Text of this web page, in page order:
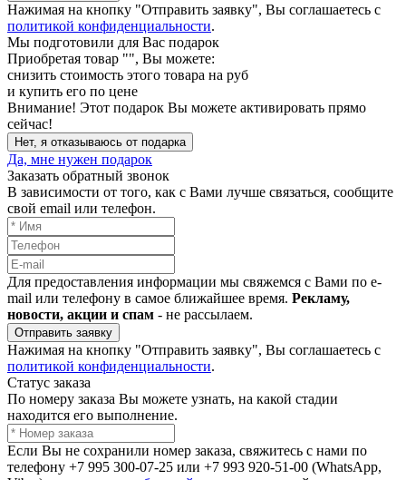
Нажимая на кнопку "Отправить заявку", Вы соглашаетесь с
политикой конфиденциальности.
Мы подготовили для Вас подарок
Приобретая товар "", Вы можете:
снизить стоимость этого товара на руб
и купить его по цене
Внимание! Этот подарок Вы можете активировать прямо
сейчас!
Нет, я отказываюсь от подарка
Да, мне нужен подарок
Заказать обратный звонок
В зависимости от того, как с Вами лучше связаться, сообщите
свой email или телефон.
Для предоставления информации мы свяжемся с Вами по e-
mail или телефону в самое ближайшее время. Рекламу,
новости, акции и спам - не рассылаем.
Отправить заявку
Нажимая на кнопку "Отправить заявку", Вы соглашаетесь с
политикой конфиденциальности.
Статус заказа
По номеру заказа Вы можете узнать, на какой стадии
находится его выполнение.
Если Вы не сохранили номер заказа, свяжитесь с нами по
телефону +7 995 300-07-25 или +7 993 920-51-00 (WhatsApp,